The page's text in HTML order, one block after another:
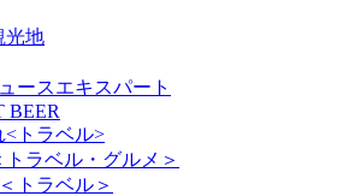
光地
ースエキスパート
BEER
<トラベル>
ラベル・グルメ＞
トラベル＞